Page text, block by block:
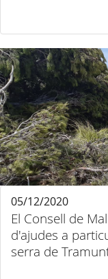
El Consell de
d'ajudes a
serra de
05/12/2020